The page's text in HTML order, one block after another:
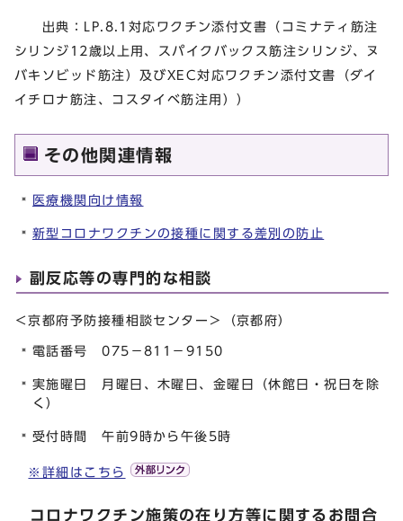
出典：LP.8.1対応ワクチン添付文書（コミナティ筋注
シリンジ12歳以上用、スパイクバックス筋注シリンジ、ヌ
バキソビッド筋注）及びXEC対応ワクチン添付文書（ダイ
イチロナ筋注、コスタイベ筋注用））
その他関連情報
医療機関向け情報
新型コロナワクチンの接種に関する差別の防止
副反応等の専門的な相談
＜京都府予防接種相談センター＞（京都府）
電話番号 075－811－9150
実施曜日 月曜日、木曜日、金曜日（休館日・祝日を除
く）
受付時間 午前9時から午後5時
※詳細はこちら
コロナワクチン施策の在り方等に関するお問合